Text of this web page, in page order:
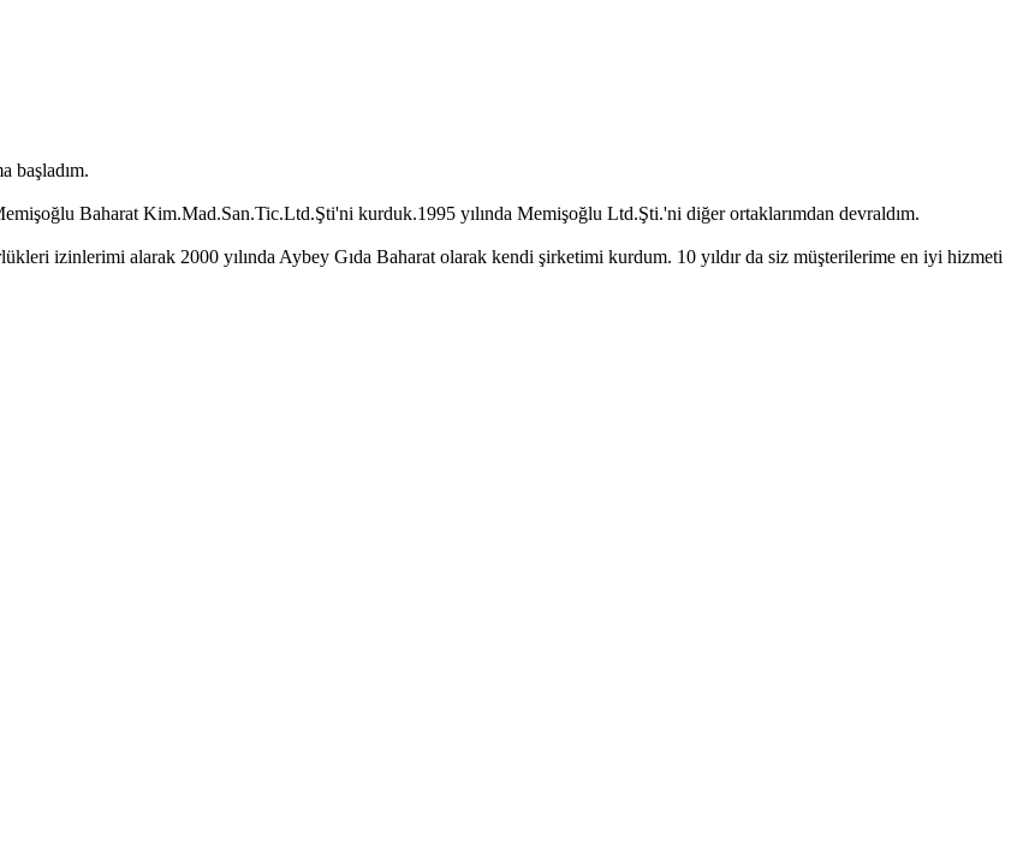
başladım.
Baharat Kim.Mad.San.Tic.Ltd.Şti'ni kurduk.1995 yılında Memişoğlu Ltd.Şti.'ni diğer ortaklarımdan devraldım.
izinlerimi alarak 2000 yılında Aybey Gıda Baharat olarak kendi şirketimi kurdum. 10 yıldır da siz müşterilerime en iyi hizmeti